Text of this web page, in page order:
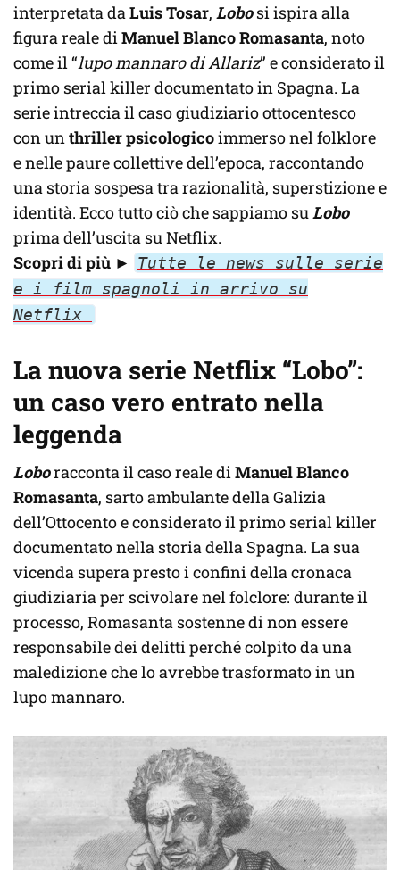
interpretata da Luis Tosar, Lobosi ispira alla
figura reale di Manuel Blanco Romasanta, noto
come il “lupo mannaro di Allariz” e considerato il
primo serial killer documentato in Spagna. La
serie intreccia il caso giudiziario ottocentesco
con un thriller psicologicoimmerso nel folklore
e nelle paure collettive dell’epoca, raccontando
una storia sospesa tra razionalità, superstizione e
identità. Ecco tutto ciò che sappiamo su Lobo
prima dell’uscita su Netflix.
Scopri di più ►
Tutte le news sulle serie
e i film spagnoli in arrivo su
Netflix
La nuova serie Netflix “Lobo”:
un caso vero entrato nella
leggenda
Loboracconta il caso reale di Manuel Blanco
Romasanta, sarto ambulante della Galizia
dell’Ottocento e considerato il primo serial killer
documentato nella storia della Spagna. La sua
vicenda supera presto i confini della cronaca
giudiziaria per scivolare nel folclore: durante il
processo, Romasanta sostenne di non essere
responsabile dei delitti perché colpito da una
maledizione che lo avrebbe trasformato in un
lupo mannaro.